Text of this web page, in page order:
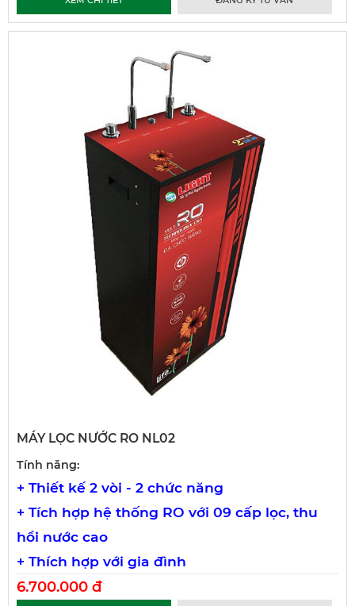
MÁY LỌC NƯỚC RO NL02
Tính năng:
+ Thiết kế 2 vòi - 2 chức năng
+ Tích hợp hệ thống RO với 09 cấp lọc, thu
hồi nước cao
+ Thích hợp với gia đình
6.700.000 đ